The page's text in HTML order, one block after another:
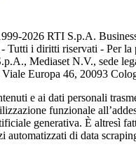
2026 RTI S.p.A.
Tutti i diritti riservati - Per la
Mediaset N.V., sede
Europa 46, 20093
e ai dati personali
funzionale
generativa. È altresì
automatizzati di data